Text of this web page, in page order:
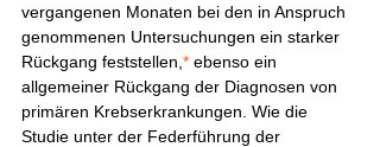
vergangenen Monaten bei den in Anspruch
genommenen Untersuchungen ein starker
Rückgang feststellen, * ebenso ein
allgemeiner Rückgang der Diagnosen von
primären Krebserkrankungen. Wie die
Studie unter der Federführung der